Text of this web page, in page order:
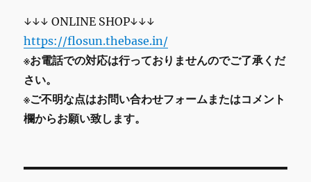
↓↓↓ ONLINE SHOP↓↓↓
https://flosun.thebase.in/
※お電話での対応は行っておりませんのでご了承くだ
さい。
※ご不明な点はお問い合わせフォームまたはコメント
欄からお願い致します。